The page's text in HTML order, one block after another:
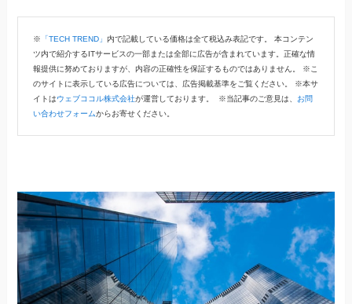
※ 「TECH TREND」 内で記載している価格は全て税込み表記です。 本コンテン
ツ内で紹介するITサービスの一部または全部に広告が含まれています。正確な情
報提供に努めておりますが、内容の正確性を保証するものではありません。 ※こ
のサイトに表示している広告については、広告掲載基準をご覧ください。 ※本サ
イトはウェブココル株式会社が運営しております。 ※当記事のご意見は、
お問
い合わせフォームからお寄せください。